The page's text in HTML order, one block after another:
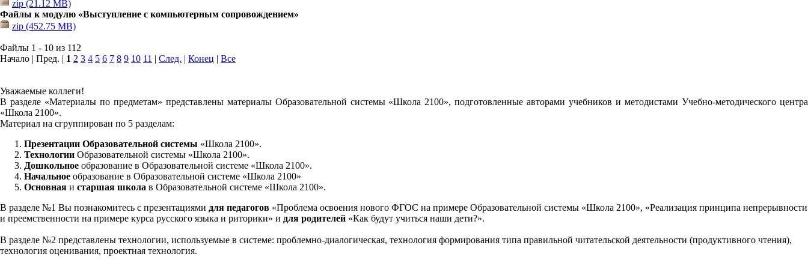
zip (21.12 MB)
Файлы к модулю «Выступление с компьютерным сопровождением»
zip (452.75 MB)
Файлы 1 - 10 из 112
Начало | Пред. | 1 2 3 4 5 6 7 8 9 10 11 | След. | Конец | Все
Уважаемые коллеги!
В разделе «Материалы по предметам» представлены материалы Образовательной системы «Школа 2100», подготовленные авторами учебников и методистами Учебно-методического центра
«Школа 2100».
Материал на сгруппирован по 5 разделам:
Презентации Образовательной системы «Школа 2100».
Технологии Образовательной системы «Школа 2100».
Дошкольное образование в Образовательной системе «Школа 2100».
Начальное образование в Образовательной системе «Школа 2100»
Основная и старшая школа в Образовательной системе «Школа 2100».
В разделе №1 Вы познакомитесь с презентациями для педагогов «Проблема освоения нового ФГОС на примере Образовательной системы «Школа 2100», «Реализация принципа непрерывности
и преемственности на примере курса русского языка и риторики» и для родителей «Как будут учиться наши дети?».
В разделе №2 представлены технологии, используемые в системе: проблемно-диалогическая, технология формирования типа правильной читательской деятельности (продуктивного чтения),
технология оценивания, проектная технология.